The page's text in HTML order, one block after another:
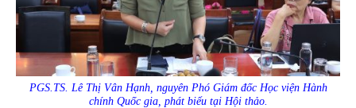
PGS.TS. Lê Thị Vân Hạnh, nguyên Phó Giám đốc Học viện Hành
chính Quốc gia, phát biểu tại Hội thảo.